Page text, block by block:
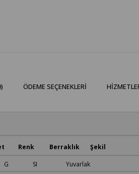
ÖDEME SEÇENEKLERI
Renk Berraklık Şekil
SI Yuvarlak